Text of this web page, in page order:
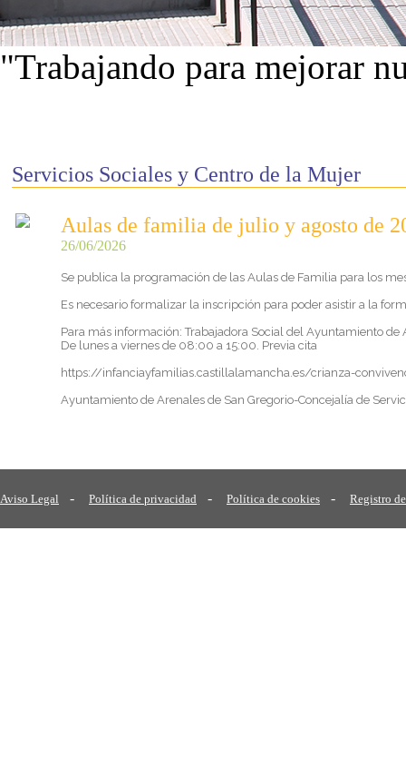
"Trabajando para mejorar
Servicios Sociales y Centro de la Mujer
Aulas de familia de julio y agosto de
26/06/2026
Se publica la programación de las Aulas de Familia para los
Es necesario formalizar la inscripción para poder asistir a la
Para más información: Trabajadora Social del Ayuntamiento de
De lunes a viernes de 08:00 a 15:00. Previa cita
https://infanciayfamilias.castillalamancha.es/crianza-
Ayuntamiento de Arenales de San Gregorio-Concejalía de
Aviso Legal - Política de privacidad - Política de cookies - Registro